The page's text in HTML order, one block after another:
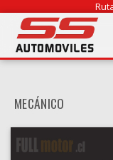
MECÁNICO